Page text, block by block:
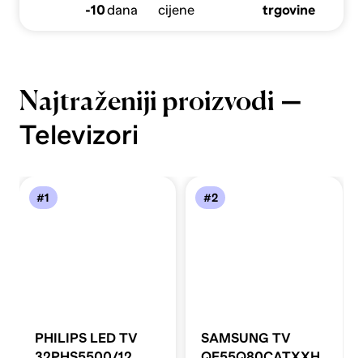
-10dana
cijene
trgovine
Najtraženiji proizvodi —
Televizori
#1
PHILIPS LED TV
#2
SAMSUNG TV